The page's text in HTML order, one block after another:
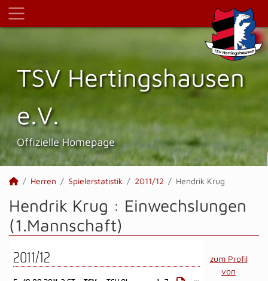
TSV Hertings­hausen
e.V.
Offizielle Homepage
Herren Spielerstatistik 2011/12 Hendrik Krug
Hendrik Krug : Einwechslungen
(1.Mannschaft)
zum Profil
von
2011/12